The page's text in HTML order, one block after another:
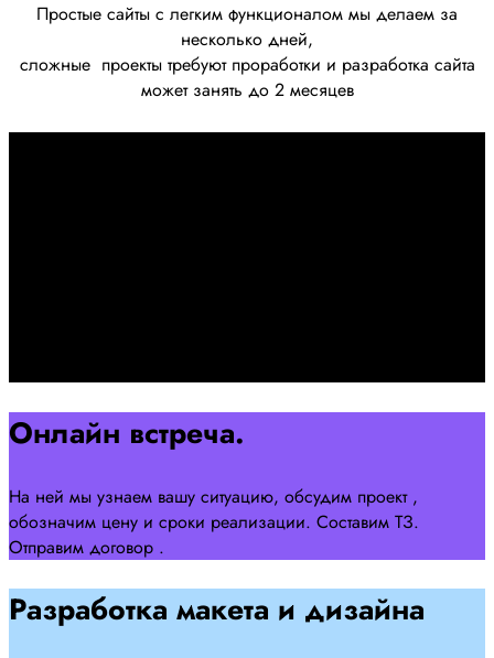
Простые сайты с легким функционалом мы делаем за
несколько дней,
сложные проекты требуют проработки и разработка сайта
может занять до 2 месяцев
Онлайн встреча.
На ней мы узнаем вашу ситуацию, обсудим проект ,
обозначим цену и сроки реализации. Составим ТЗ.
Отправим договор .
Разработка макета и дизайна